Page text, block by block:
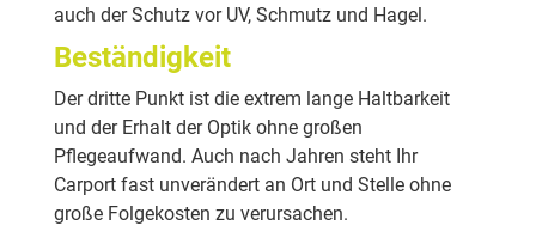
auch der Schutz vor UV, Schmutz und Hagel.
Beständigkeit
Der dritte Punkt ist die extrem lange Haltbarkeit
und der Erhalt der Optik ohne großen
Pflegeaufwand. Auch nach Jahren steht Ihr
Carport fast unverändert an Ort und Stelle ohne
große Folgekosten zu verursachen.